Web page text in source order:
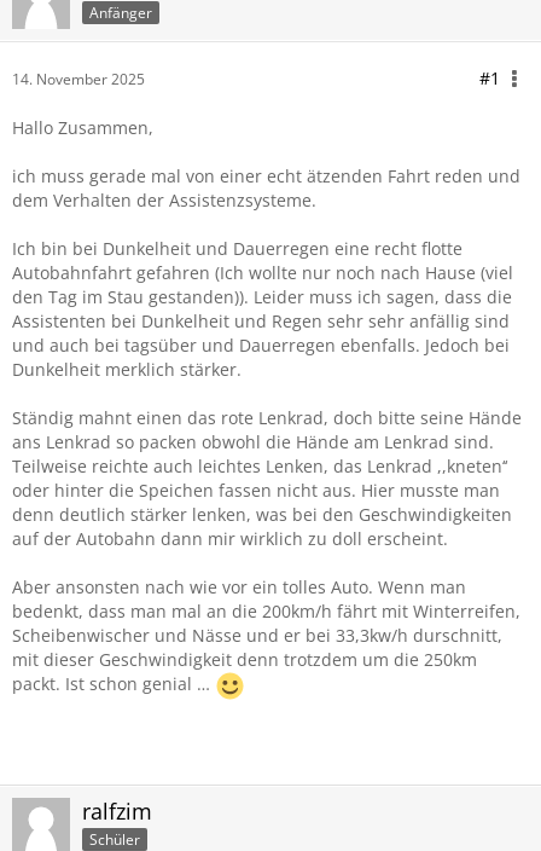
Anfänger
14. November 2025 #1
Hallo Zusammen,
ich muss gerade mal von einer echt ätzenden Fahrt reden und
dem Verhalten der Assistenzsysteme.
Ich bin bei Dunkelheit und Dauerregen eine recht flotte
Autobahnfahrt gefahren (Ich wollte nur noch nach Hause (viel
den Tag im Stau gestanden)). Leider muss ich sagen, dass die
Assistenten bei Dunkelheit und Regen sehr sehr anfällig sind
und auch bei tagsüber und Dauerregen ebenfalls. Jedoch bei
Dunkelheit merklich stärker.
Ständig mahnt einen das rote Lenkrad, doch bitte seine Hände
ans Lenkrad so packen obwohl die Hände am Lenkrad sind.
Teilweise reichte auch leichtes Lenken, das Lenkrad ,,kneten‘‘
oder hinter die Speichen fassen nicht aus. Hier musste man
denn deutlich stärker lenken, was bei den Geschwindigkeiten
auf der Autobahn dann mir wirklich zu doll erscheint.
Aber ansonsten nach wie vor ein tolles Auto. Wenn man
bedenkt, dass man mal an die 200km/h fährt mit Winterreifen,
Scheibenwischer und Nässe und er bei 33,3kw/h durschnitt,
mit dieser Geschwindigkeit denn trotzdem um die 250km
packt. Ist schon genial …
ralfzim
Schüler